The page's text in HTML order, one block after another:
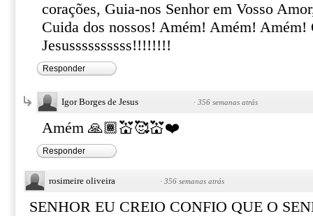
corações, Guia-nos Senhor em Vosso
Cuida dos nossos! Amém! Amém! Amém!
Jesussssssssss!!!!!!!!
Responder
Igor Borges de Jesus · 356 semanas atrás
Amém 🙏🏾💒🥰💒❤️
Responder
rosimeire oliveira · 356 semanas atrás
SENHOR EU CREIO CONFIO QUE O